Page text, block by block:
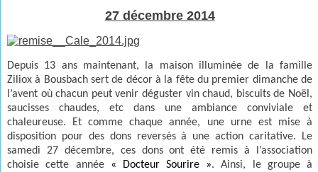
27 décembre 2014
Depuis 13 ans maintenant, la maison illuminée de la famille
Ziliox à Bousbach sert de décor à la fête du premier dimanche de
l’avent où chacun peut venir déguster vin chaud, biscuits de Noël,
saucisses chaudes, etc dans une ambiance conviviale et
chaleureuse. Et comme chaque année, une urne est mise à
disposition pour des dons reversés à une action caritative. Le
samedi 27 décembre, ces dons ont été remis à l’association
choisie cette année « Docteur Sourire ». Ainsi, le groupe à